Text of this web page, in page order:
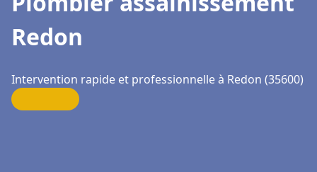
Redon
Intervention rapide et professionnelle à Redon (35600)